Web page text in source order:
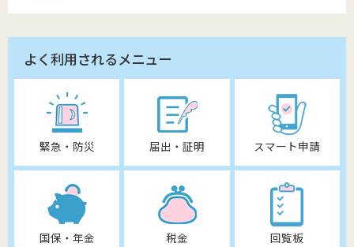
よく利用されるメニュー
緊急・防災 届出・証明 スマート申請
国保・年金 税金 回覧板